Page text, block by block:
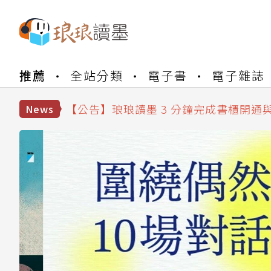
推薦 全站分類 電子書 電子雜誌
News
【公告】琅琅讀墨數位閱讀資產合併與
【公告】琅琅讀墨 3 分鐘完成書櫃開
【公告】琅琅讀墨數位閱讀資產合併與